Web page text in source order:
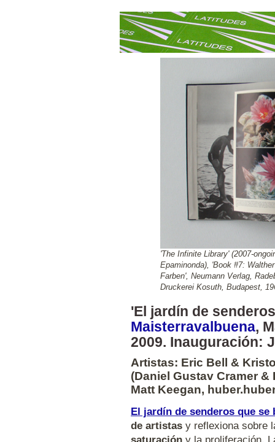
'The Infinite Library' (2007-
Epaminonda), 'Book #7:
Farben', Neumann Verlag,
Druckerei Kosuth, Budapest,
'El jardín de
Maisterravalbuena,
2009. Inauguración:
Artistas: Eric Bell &
(Daniel Gustav Cramer
Matt Keegan,
El jardín de senderos que se
de artistas y reflexiona sobre